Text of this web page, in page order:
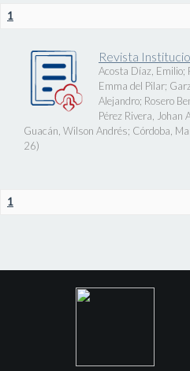
1
Revista
Acosta Díaz, Emilio;
Emma del Pilar;
Alejandro; Rosero
Pérez Rivera, Johan
Guacán, Wilson Andrés; Córdoba,
26)
1